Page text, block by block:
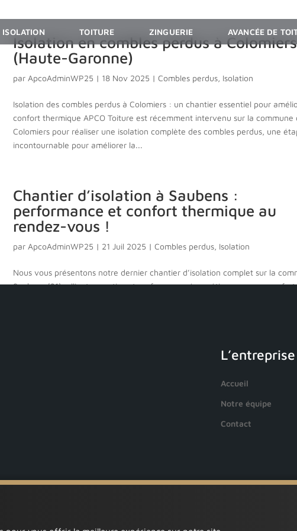
ISOLATION TOITURE ZINGUERIE AVANCÉE DE
Isolation en combles perdus à Colomiers
(Haute-Garonne)
par ApcoAdminWP25 | 18 Nov 2025 | Combles perdus, Isolation
Isolation des combles perdus à Colomiers : un chantier essentiel pour
confort thermique APCO Toiture est récemment intervenu sur la commune
Colomiers pour réaliser une isolation complète des combles perdus, une
incontournable pour améliorer la...
Chantier d’isolation à Saubens :
performance et confort thermique au
rendez-vous !
par ApcoAdminWP25 | 21 Juil 2025 | Combles perdus, Isolation
Nous vous présentons notre dernier chantier d’isolation complet sur la
Saubens (31), alliant expertise et performance énergétique pour un
Isolation des combles : L’art de
Combles perdus
L’isolation des combles, souvent négligée, mais pourtant cruciale, peut faire
L’entreprise
Accueil
Notre équipe
Contact